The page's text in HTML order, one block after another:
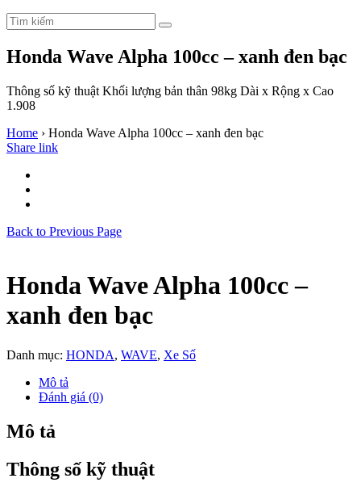
Honda Wave Alpha 100cc – xanh đen bạc
Thông số kỹ thuật Khối lượng bản thân 98kg Dài x Rộng x Cao
1.908
Home › Honda Wave Alpha 100cc – xanh đen bạc
Share link
Back to Previous Page
Honda Wave Alpha 100cc –
xanh đen bạc
Danh mục: HONDA, WAVE, Xe Số
Mô tả
Đánh giá (0)
Mô tả
Thông số kỹ thuật